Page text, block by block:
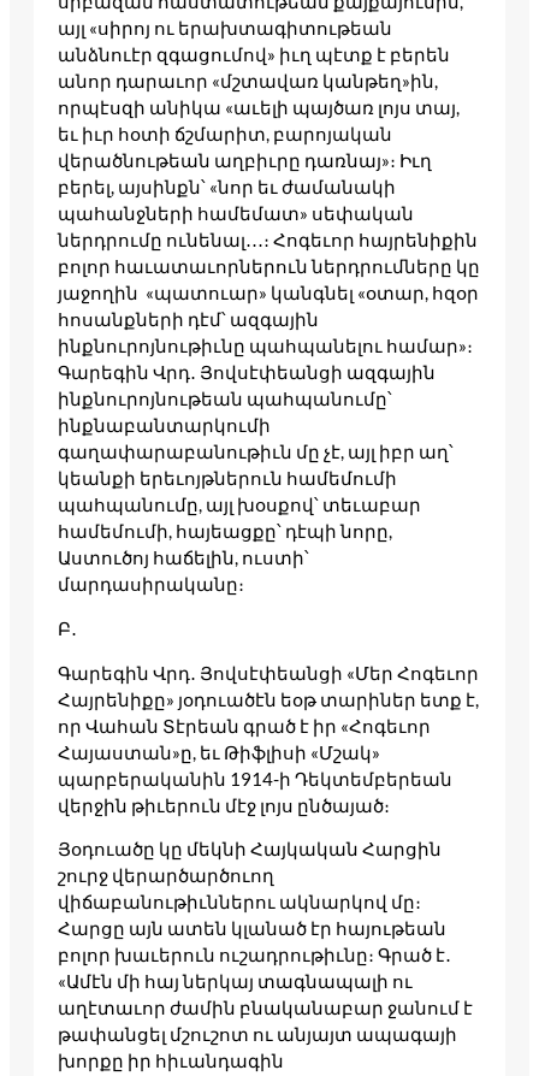
այլ «սիրոյ ու երախտագիտութեան
անձնուէր զգացումով» իւղ պէտք է բերեն
անոր դարաւոր «մշտավառ կանթեղ»ին,
որպէսզի անիկա «աւելի պայծառ լոյս տայ,
եւ իւր հօտի ճշմարիտ, բարոյական
վերածնութեան աղբիւրը դառնայ»։ Իւղ
բերել, այսինքն՝ «նոր եւ ժամանակի
պահանջների համեմատ» սեփական
ներդրումը ունենալ․․․։ Հոգեւոր հայրենիքին
բոլոր հաւատաւորներուն ներդրումները կը
յաջողին «պատուար» կանգնել «օտար, հզօր
հոսանքների դէմ՝ ազգային
ինքնուրոյնութիւնը պահպանելու համար»։
Գարեգին Վրդ․ Յովսէփեանցի ազգային
ինքնուրոյնութեան պահպանումը՝
ինքնաբանտարկումի
գաղափարաբանութիւն մը չէ, այլ իբր աղ՝
կեանքի երեւոյթներուն համեմումի
պահպանումը, այլ խօսքով՝ տեւաբար
համեմումի, հայեացքը՝ դէպի նորը,
Աստուծոյ հաճելին, ուստի՝
մարդասիրականը։
Բ․
Գարեգին Վրդ․ Յովսէփեանցի «Մեր Հոգեւոր
Հայրենիքը» յօդուածէն եօթ տարիներ ետք է,
որ Վահան Տէրեան գրած է իր «Հոգեւոր
Հայաստան»ը, եւ Թիֆլիսի «Մշակ»
պարբերականին 1914-ի Դեկտեմբերեան
վերջին թիւերուն մէջ լոյս ընծայած։
Յօդուածը կը մեկնի Հայկական Հարցին
շուրջ վերարծարծուող
վիճաբանութիւններու ակնարկով մը։
Հարցը այն ատեն կլանած էր հայութեան
բոլոր խաւերուն ուշադրութիւնը։ Գրած է․
«Ամէն մի հայ ներկայ տագնապալի ու
աղէտաւոր ժամին բնականաբար ջանում է
թափանցել մշուշոտ ու անյայտ ապագայի
խորքը իր հիւանդագին